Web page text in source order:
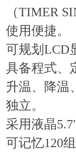
（TIMER
使用便捷。
可规划LCD
具备程式、
升温、降温
独立。
采用液晶
可记忆120